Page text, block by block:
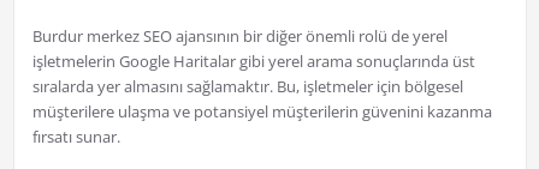
Burdur merkez SEO ajansının bir diğer önemli rolü de yerel
işletmelerin Google Haritalar gibi yerel arama sonuçlarında üst
sıralarda yer almasını sağlamaktır. Bu, işletmeler için bölgesel
müşterilere ulaşma ve potansiyel müşterilerin güvenini kazanma
fırsatı sunar.